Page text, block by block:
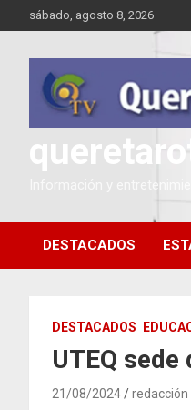
al
sábado, agosto 8, 2026
Información y
DESTACADOS
DESTACADOS
UTEQ
21/08/2024 redacción